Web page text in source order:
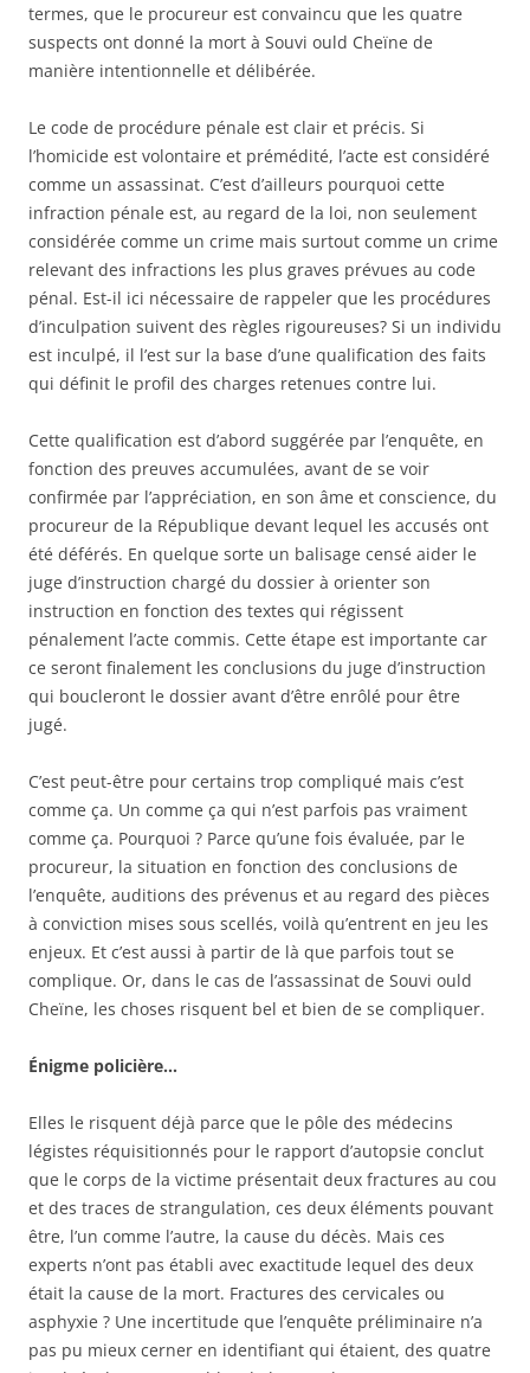
termes, que le procureur est convaincu que les quatre
suspects ont donné la mort à Souvi ould Cheïne de
manière intentionnelle et délibérée.
Le code de procédure pénale est clair et précis. Si
l’homicide est volontaire et prémédité, l’acte est considéré
comme un assassinat. C’est d’ailleurs pourquoi cette
infraction pénale est, au regard de la loi, non seulement
considérée comme un crime mais surtout comme un crime
relevant des infractions les plus graves prévues au code
pénal. Est-il ici nécessaire de rappeler que les procédures
d’inculpation suivent des règles rigoureuses? Si un individu
est inculpé, il l’est sur la base d’une qualification des faits
qui définit le profil des charges retenues contre lui.
Cette qualification est d’abord suggérée par l’enquête, en
fonction des preuves accumulées, avant de se voir
confirmée par l’appréciation, en son âme et conscience, du
procureur de la République devant lequel les accusés ont
été déférés. En quelque sorte un balisage censé aider le
juge d’instruction chargé du dossier à orienter son
instruction en fonction des textes qui régissent
pénalement l’acte commis. Cette étape est importante car
ce seront finalement les conclusions du juge d’instruction
qui boucleront le dossier avant d’être enrôlé pour être
jugé.
C’est peut-être pour certains trop compliqué mais c’est
comme ça. Un comme ça qui n’est parfois pas vraiment
comme ça. Pourquoi ? Parce qu’une fois évaluée, par le
procureur, la situation en fonction des conclusions de
l’enquête, auditions des prévenus et au regard des pièces
à conviction mises sous scellés, voilà qu’entrent en jeu les
enjeux. Et c’est aussi à partir de là que parfois tout se
complique. Or, dans le cas de l’assassinat de Souvi ould
Cheïne, les choses risquent bel et bien de se compliquer.
Énigme policière…
Elles le risquent déjà parce que le pôle des médecins
légistes réquisitionnés pour le rapport d’autopsie conclut
que le corps de la victime présentait deux fractures au cou
et des traces de strangulation, ces deux éléments pouvant
être, l’un comme l’autre, la cause du décès. Mais ces
experts n’ont pas établi avec exactitude lequel des deux
était la cause de la mort. Fractures des cervicales ou
asphyxie ? Une incertitude que l’enquête préliminaire n’a
pas pu mieux cerner en identifiant qui étaient, des quatre